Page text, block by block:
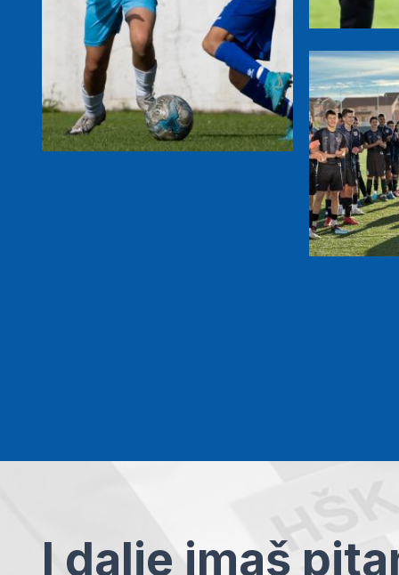
I dalje imaš